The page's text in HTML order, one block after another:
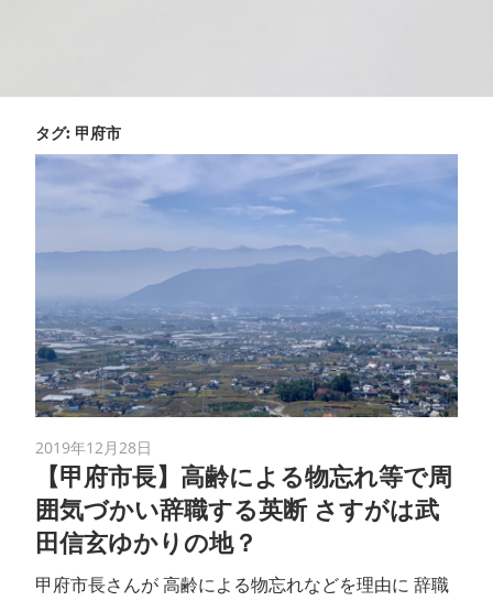
タグ: 甲府市
2019年12月28日
【甲府市長】高齢による物忘れ等で周
囲気づかい辞職する英断 さすがは武
田信玄ゆかりの地？
甲府市長さんが 高齢による物忘れなどを理由に 辞職